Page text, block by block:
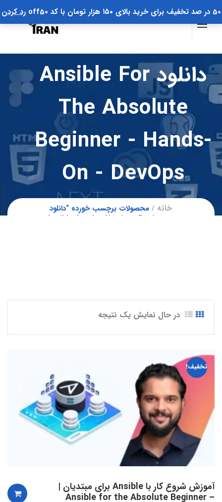
50 در صد تخفیف برای خرید بالای ۱۵۰ هزار تومان با کد off50 رد کردن
دانلود Ansible For
The Absolute
Beginner - Hands-
On - DevOps
خانه
محصولات برچسب خورده “دانلود
Ansible for the Absolute Beginner -
در حال نمایش یک نتیجه
تخفیف!
آموزش شروع کار با Ansible برای مبتدیان |
Ansible for the Absolute Beginner –